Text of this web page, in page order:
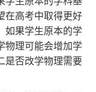
在高考中取得更好
如果学生原本的学
物理可能会增加学
是否改学物理需要